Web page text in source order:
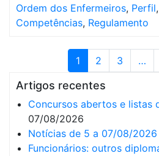
Ordem dos Enfermeiros, Perfil,
Competências, Regulamento
1 2 3 …
Artigos recentes
Concursos abertos e listas
07/08/2026
Notícias de 5 a 07/08/2026
Funcionários: outros